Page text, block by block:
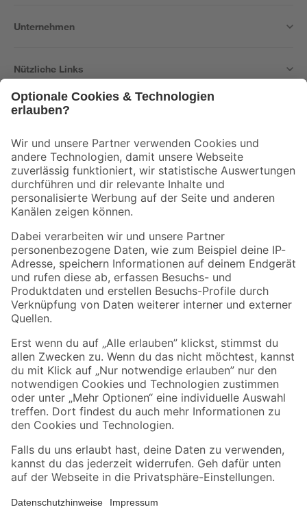
Unternehmen
Nützliche Links
Der toom Newsletter: Keine Angebote und Aktionen mehr verpassen!
Zur Newsletter Anmeldung
Folge uns
Zahlungsarten Versandarten
Sicher einkaufen
Jetzt die toom-App herunterladen
Alle Preisangaben in EUR inkl. gesetzl. MwSt.. Die dargestellten Angebote sind unter
Umständen nicht in allen Märkten verfügbar. Die angegebenen Verfügbarkeiten beziehen
Produkte nur solange der Vorrat reicht.
*Paketversand ab 59 € versandkostenfrei, gilt nicht für Artikel mit Speditionsversand, hier